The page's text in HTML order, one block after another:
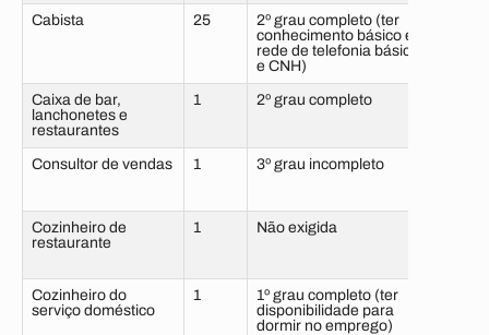
Cabista 25
2º grau completo (ter
conhecimento básico em
rede de telefonia básica
e CNH)
Caixa de bar,
lanchonetes e
restaurantes
1 2º grau completo
Consultor de vendas 1 3º grau incompleto
Cozinheiro de
restaurante
1 Não exigida
Cozinheiro do
serviço doméstico
1
1º grau completo (ter
disponibilidade para
dormir no emprego)